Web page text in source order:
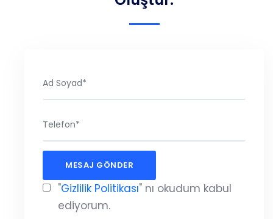
"Gizlilik Politikası" nı okudum kabul
ediyorum.